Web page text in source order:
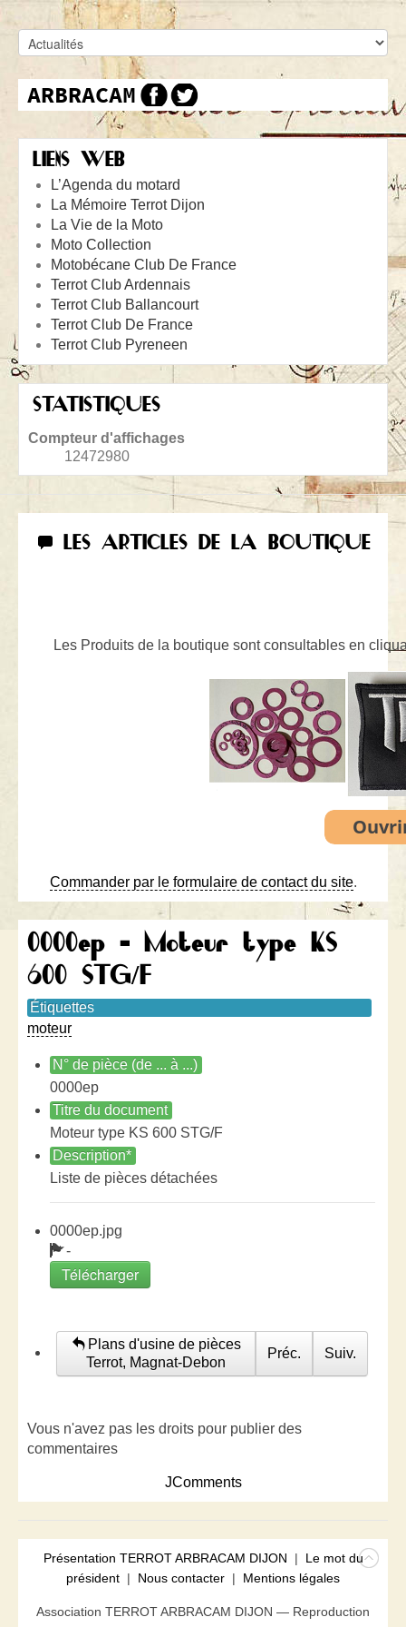
LIENS WEB
L’Agenda du motard
La Mémoire Terrot Dijon
La Vie de la Moto
Moto Collection
Motobécane Club De France
Terrot Club Ardennais
Terrot Club Ballancourt
Terrot Club De France
Terrot Club Pyreneen
STATISTIQUES
Compteur d'affichages
12472980
LES ARTICLES DE LA BOUTIQUE
Les Produits de la boutique sont consultables en
Commander par le formulaire de contact du site.
0000ep - Moteur type KS
600 STG/F
Étiquettes
moteur
N° de pièce (de ... à ...)
0000ep
Titre du document
Moteur type KS 600 STG/F
Description*
Liste de pièces détachées
0000ep.jpg
-
Télécharger
Plans d'usine de pièces
Terrot, Magnat-Debon
Préc. Suiv.
Vous n'avez pas les droits pour publier des
commentaires
JComments
Présentation TERROT ARBRACAM DIJON | Le mot du
président | Nous contacter | Mentions légales
Association TERROT ARBRACAM DIJON — Reproduction